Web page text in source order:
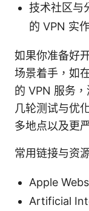
技术社区与
的 VPN 实
如果你准备好
场景着手，如
的 VPN 服务
几轮测试与优
多地点以及更
常用链接与资
Apple
Artificial